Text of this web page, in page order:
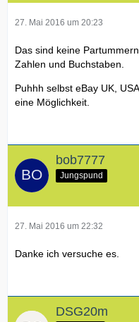
27. Mai 2016 um 20:23
Das sind keine
Zahlen und Buchstaben.
Puhhh selbst eBay UK,
eine Möglichkeit.
bob7777
Jungspund
27. Mai 2016 um 22:32
Danke ich versuche es.
DSG20m